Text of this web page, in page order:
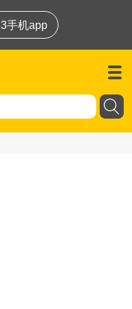
手机app